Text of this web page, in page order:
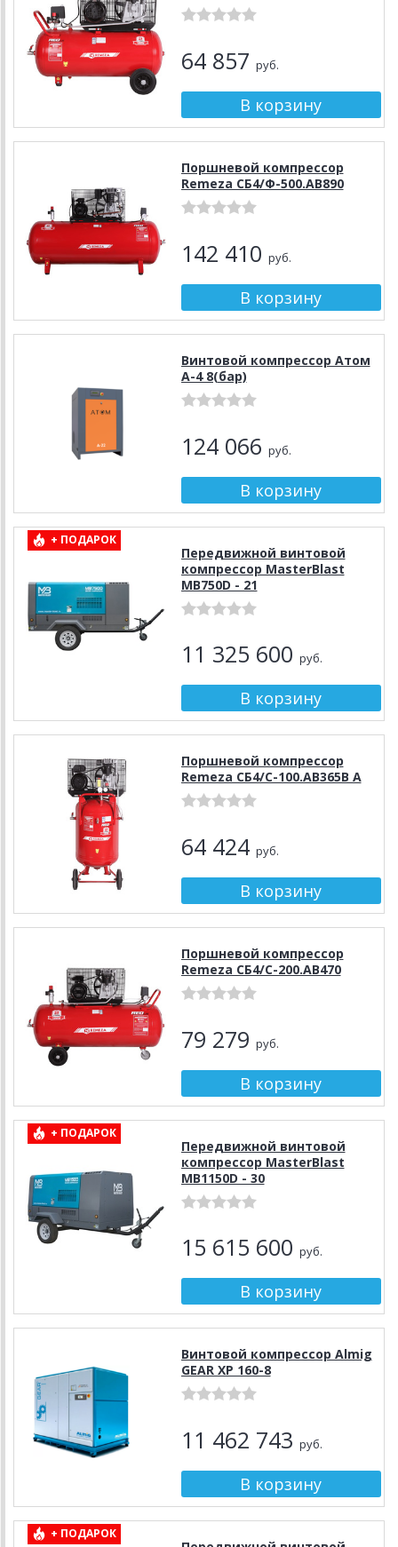
64 857 руб.
Поршневой компрессор
Remeza СБ4/Ф-500.АВ890
142 410 руб.
Винтовой компрессор Атом
А-4 8(бар)
124 066 руб.
+ ПОДАРОК
Передвижной винтовой
компрессор MasterBlast
MB750D - 21
11 325 600 руб.
Поршневой компрессор
Remeza СБ4/C-100.АВ365В A
64 424 руб.
Поршневой компрессор
Remeza СБ4/С-200.АВ470
79 279 руб.
+ ПОДАРОК
Передвижной винтовой
компрессор MasterBlast
MB1150D - 30
15 615 600 руб.
Винтовой компрессор Almig
GEAR XP 160-8
11 462 743 руб.
+ ПОДАРОК